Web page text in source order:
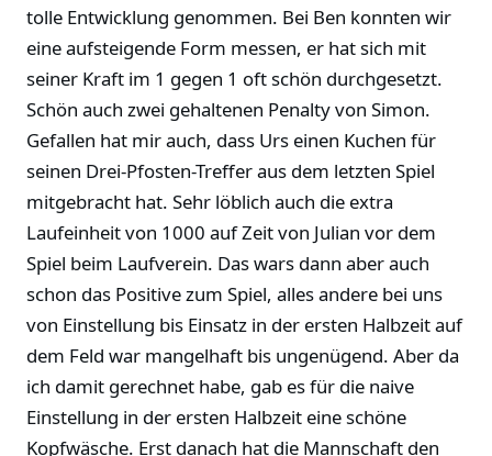
tolle Entwicklung genommen. Bei Ben konnten wir
eine aufsteigende Form messen, er hat sich mit
seiner Kraft im 1 gegen 1 oft schön durchgesetzt.
Schön auch zwei gehaltenen Penalty von Simon.
Gefallen hat mir auch, dass Urs einen Kuchen für
seinen Drei-Pfosten-Treffer aus dem letzten Spiel
mitgebracht hat. Sehr löblich auch die extra
Laufeinheit von 1000 auf Zeit von Julian vor dem
Spiel beim Laufverein. Das wars dann aber auch
schon das Positive zum Spiel, alles andere bei uns
von Einstellung bis Einsatz in der ersten Halbzeit auf
dem Feld war mangelhaft bis ungenügend. Aber da
ich damit gerechnet habe, gab es für die naive
Einstellung in der ersten Halbzeit eine schöne
Kopfwäsche. Erst danach hat die Mannschaft den